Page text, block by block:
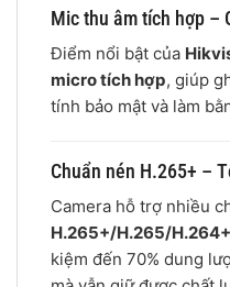
Mic thu âm tích hợp –
Điểm nổi bật của
micro tích hợp, giúp
tính bảo mật và làm
Chuẩn nén H.265+ –
Camera hỗ trợ nhiều
H.265+/H.265/
kiệm đến 70% dung